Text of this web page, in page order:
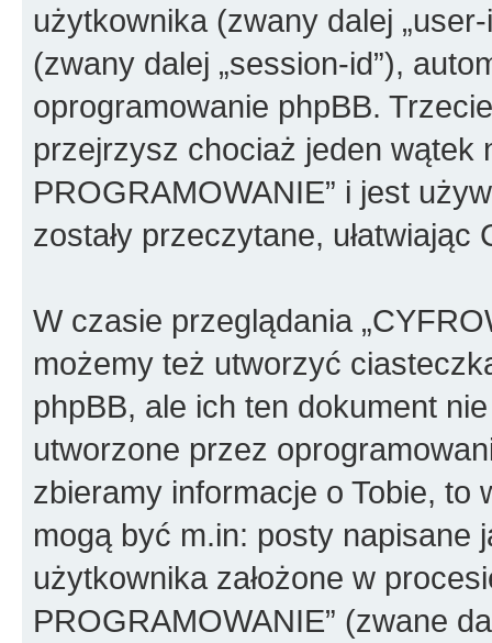
użytkownika (zwany dalej
(zwany dalej „session-id”),
oprogramowanie phpBB.
przejrzysz chociaż jeden wątek
PROGRAMOWANIE” i jest
zostały przeczytane,
W czasie przeglądania
możemy też utworzyć
phpBB, ale ich ten dokument
utworzone przez
zbieramy informacje o Tobie, to
mogą być m.in: posty napisane
użytkownika założone w
PROGRAMOWANIE” (zwane